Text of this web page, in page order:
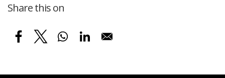
Share this on